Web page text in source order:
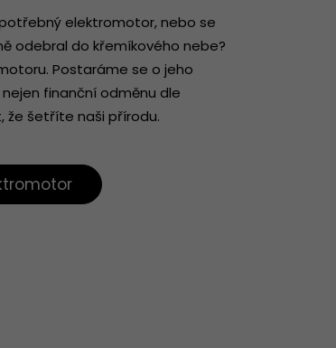
elektromotor, nebo se
odebral do křemíkového nebe?
Postaráme se o jeho
finanční odměnu dle
že šetříte naši přírodu.